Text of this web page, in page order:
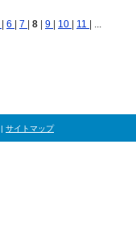
6 7 8 9 10 11 | ...
| サイトマップ